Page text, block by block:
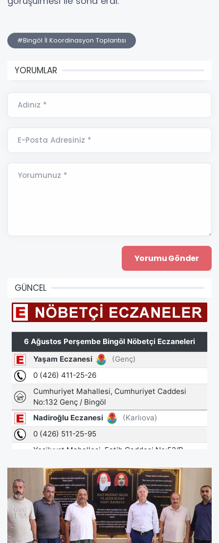
#Bingöl İl Koordinasyon Toplantısı
YORUMLAR
Adınız *
E-Posta Adresiniz *
Yorumunuz *
GÜNCEL